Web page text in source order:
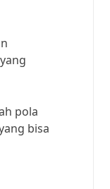
pola
bisa